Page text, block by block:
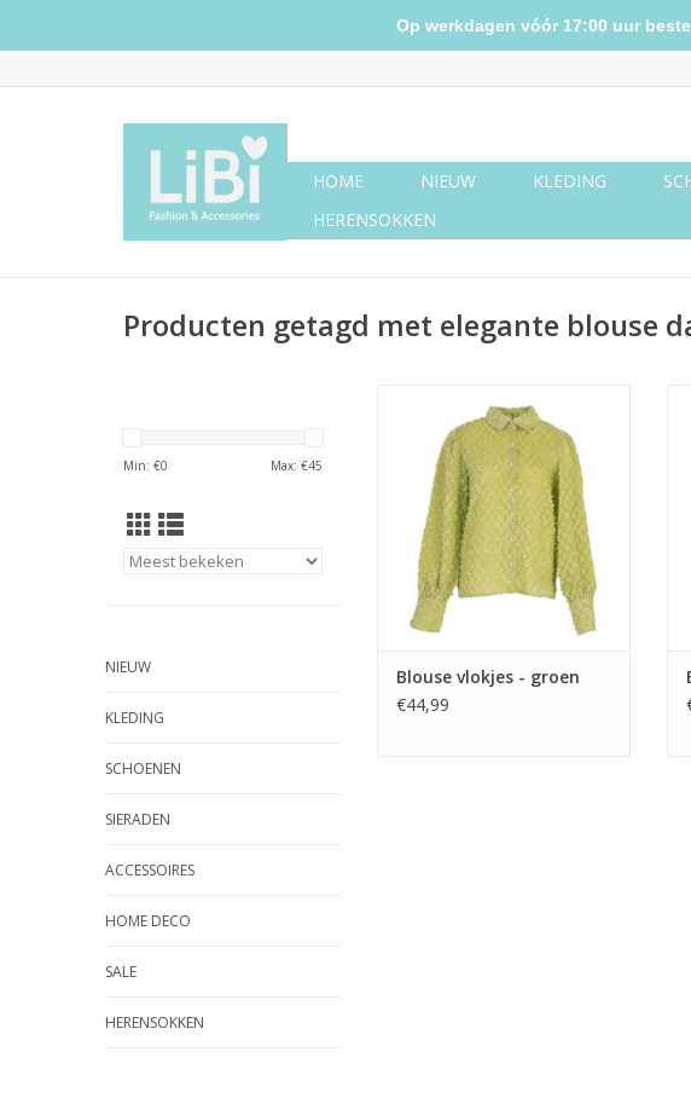
HOME NIEUW KLEDING
HERENSOKKEN
Producten getagd met elegante blouse
Min: €0 Max: €45
NIEUW
KLEDING
SCHOENEN
SIERADEN
ACCESSOIRES
HOME DECO
SALE
HERENSOKKEN
TOEVOEGEN AAN WINKELWAGEN
Blouse vlokjes - groen
€44,99
Op werkdagen vóór 17:00 uur